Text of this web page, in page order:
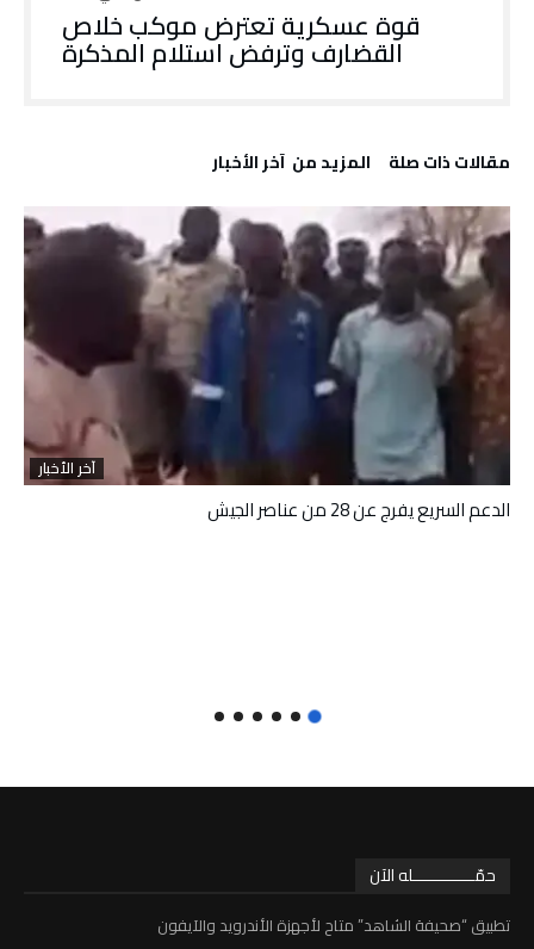
قوة عسكرية تعترض موكب خلاص
القضارف وترفض استلام المذكرة
‫مقالات ذات صلة‬ ‫المزيد من ‬ آخر الأخبار
آخر الأخبار
الدعم السريع يفرج عن 28 من عناصر الجيش
حمّـــــــــــــله الآن
تطبيق “صحيفة الشاهد” متاح لأجهزة الأندرويد والآيفون